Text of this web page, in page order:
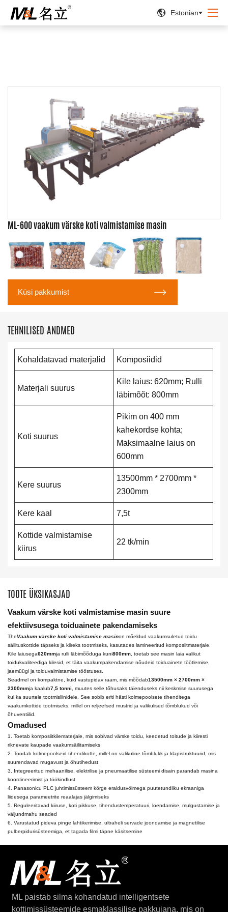
 Estonian
ML-600 vaakum värske koti valmistamise masin
Küsi pakkumist 
TEHNILISED ANDMED
Kohaldatavad materjalid Komposiidid
Materjali suurus
Kile laius: 620mm; Rulli
läbimõõt: 800mm
Koti suurus
Pikim on 400 mm
kahekordse kohta;
Maksimaalne laius on
600mm
Kere suurus
13500mm * 2700mm *
2300mm
Kere kaal 7,5t
Kottide valmistamise
kiirus
22 tk/min
TOOTE ÜKSIKASJAD
Vaakum värske koti valmistamise masin suure
efektiivsusega toiduainete pakendamiseks
TheVaakum värske koti valmistamise masinon mõeldud vaakumsuletud toidu
säilituskottide täpseks ja kiireks tootmiseks, kasutades lamineeritud komposiitmaterjale.
Kile laiusega620mmja rulli läbimõõduga kuni800mm , toetab see masin laia valikut
toidukvaliteediga kilesid, et täita vaakumpakendamise nõudeid toiduainete töötlemise,
jaemüügi ja toiduvalmistamise tööstuses.
Seadmel on kompaktne, kuid vastupidav raam, mis mõõdab13500mm × 2700mm ×
2300mmja kaalub7,5 tonni , muutes selle tõhusaks täienduseks nii keskmise suurusega
kui ka suurtele tootmisliinidele. See sobib eriti hästi kolmepoolsete tihenditega
vaakumkottide tootmiseks, millel on reljeefsed mustrid ja valikulised tõmblukud või
õhuventiilid.
Omadused
1. Toetab komposiitkilematerjale, mis sobivad värske toidu, keedetud toitude ja kiiresti
riknevate kaupade vaakumsäilitamiseks
2. Toodab kolmepoolseid tihendikotte, millel on valikuline tõmblukk ja klapistruktuurid, mis
suurendavad mugavust ja õhutihedust
3. Integreeritud mehaanilise, elektrilise ja pneumaatilise süsteemi disain parandab masina
koordineerimist ja töökindlust
4. Panasonicu PLC juhtimissüsteem kõrge eraldusvõimega puutetundliku ekraaniga
liidesega parameetrite reaalajas jälgimiseks
5. Reguleeritavad kiiruse, koti pikkuse, tihendustemperatuuri, loendamise, mulgustamise ja
väljundmahu seaded
6. Varustatud pideva pinge lahtikerimise, ultraheli servade joondamise ja magnetilise
pulberpidurisüsteemiga, et tagada filmi täpne käsitsemine
ML paistab silma kohandatud intelligentsete
kottimissüsteemide esmaklassilise pakkujana, mis on